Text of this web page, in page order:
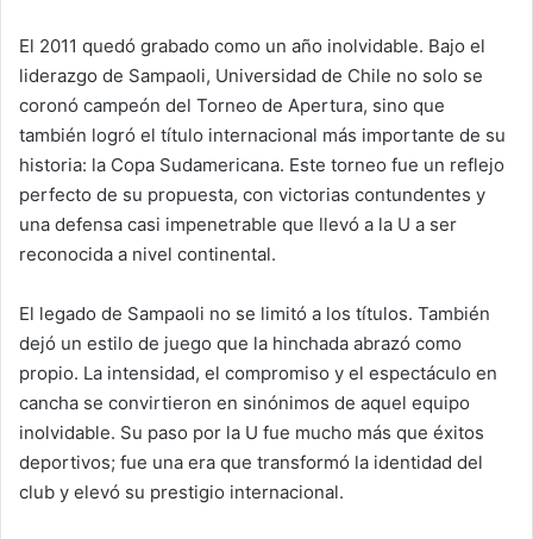
El 2011 quedó grabado como un año inolvidable. Bajo el
liderazgo de Sampaoli, Universidad de Chile no solo se
coronó campeón del Torneo de Apertura, sino que
también logró el título internacional más importante de su
historia: la Copa Sudamericana. Este torneo fue un reflejo
perfecto de su propuesta, con victorias contundentes y
una defensa casi impenetrable que llevó a la U a ser
reconocida a nivel continental.
El legado de Sampaoli no se limitó a los títulos. También
dejó un estilo de juego que la hinchada abrazó como
propio. La intensidad, el compromiso y el espectáculo en
cancha se convirtieron en sinónimos de aquel equipo
inolvidable. Su paso por la U fue mucho más que éxitos
deportivos; fue una era que transformó la identidad del
club y elevó su prestigio internacional.